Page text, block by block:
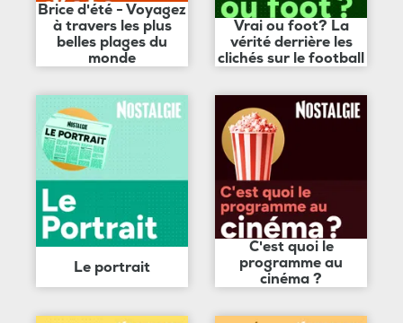
Brice d'été - Voyagez
à travers les plus
belles plages du
monde
Vrai ou foot? La
vérité derrière les
clichés sur le football
Le portrait
C'est quoi le
programme au
cinéma ?